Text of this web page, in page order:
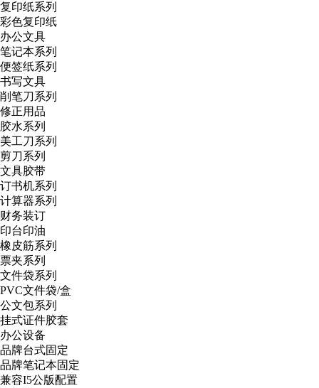
复印纸系列
彩色复印纸
办公文具
笔记本系列
便签纸系列
书写文具
削笔刀系列
修正用品
胶水系列
美工刀系列
剪刀系列
文具胶带
订书机系列
计算器系列
财务装订
印台印油
橡皮筋系列
票夹系列
文件袋系列
PVC文件袋/盒
公文包系列
挂式证件胶套
办公设备
品牌台式固定
品牌笔记本固定
兼容I5公版配置